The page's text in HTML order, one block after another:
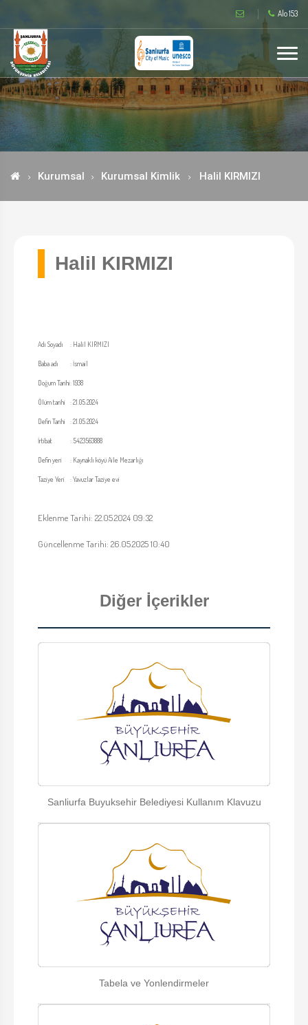
Alo 153
Kurumsal Kurumsal Kimlik Halil KIRMIZI
Halil KIRMIZI
Adı Soyadı : Halil KIRMIZI
Baba adı :İsmail
Doğum Tarihi:1938
Ölüm tarihi :21.05.2024
Defin Tarihi :21.05.2024
İrtibat :5423563888
Defin yeri : Kaynaklı köyü Aile Mezarlığı
Taziye Yeri :Yavuzlar Taziye evi
Eklenme Tarihi: 22.05.2024 09:32
Güncellenme Tarihi: 26.05.2025 10:40
Diğer İçerikler
Sanliurfa Buyuksehir Belediyesi Kullanım Klavuzu
Tabela ve Yonlendirmeler